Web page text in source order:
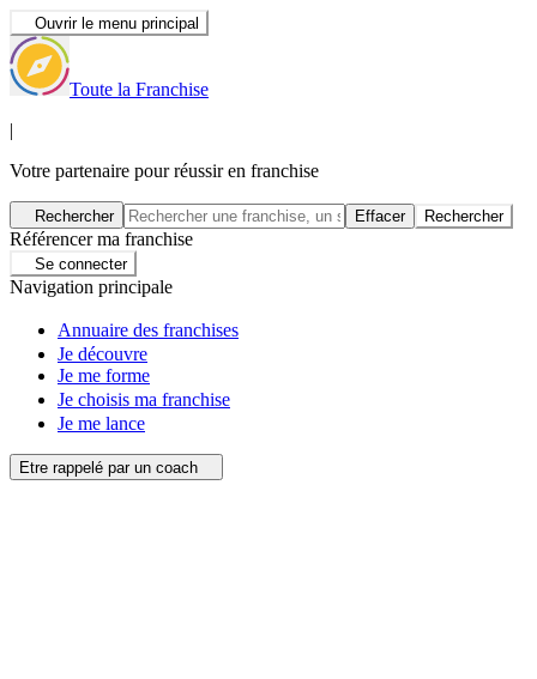
Ouvrir le menu principal
Toute la Franchise
|
Votre partenaire pour réussir en franchise
Rechercher Effacer Rechercher
Référencer ma franchise
Se connecter
Navigation principale
Annuaire des franchises
Je découvre
Je me forme
Je choisis ma franchise
Je me lance
Etre rappelé par un coach